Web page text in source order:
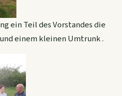
ein Teil des Vorstandes die
einem kleinen Umtrunk .